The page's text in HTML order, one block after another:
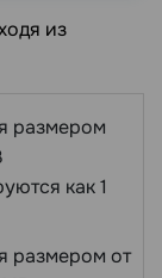
из
размером
как 1
размером от